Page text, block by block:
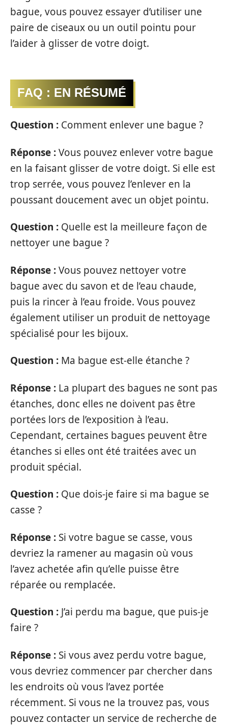
bague, vous pouvez essayer d’utiliser une
paire de ciseaux ou un outil pointu pour
l’aider à glisser de votre doigt.
FAQ : EN RÉSUMÉ
Question : Comment enlever une bague ?
Réponse :Vous pouvez enlever votre bague
en la faisant glisser de votre doigt. Si elle est
trop serrée, vous pouvez l’enlever en la
poussant doucement avec un objet pointu.
Question : Quelle est la meilleure façon de
nettoyer une bague ?
Réponse :Vous pouvez nettoyer votre
bague avec du savon et de l’eau chaude,
puis la rincer à l’eau froide. Vous pouvez
également utiliser un produit de nettoyage
spécialisé pour les bijoux.
Question : Ma bague est-elle étanche ?
Réponse : La plupart des bagues ne sont pas
étanches, donc elles ne doivent pas être
portées lors de l’exposition à l’eau.
Cependant, certaines bagues peuvent être
étanches si elles ont été traitées avec un
produit spécial.
Question : Que dois-je faire si ma bague se
casse ?
Réponse : Si votre bague se casse, vous
devriez la ramener au magasin où vous
l’avez achetée afin qu’elle puisse être
réparée ou remplacée.
Question : J’ai perdu ma bague, que puis-je
faire ?
Réponse : Si vous avez perdu votre bague,
vous devriez commencer par chercher dans
les endroits où vous l’avez portée
récemment. Si vous ne la trouvez pas, vous
pouvez contacter un service de recherche de